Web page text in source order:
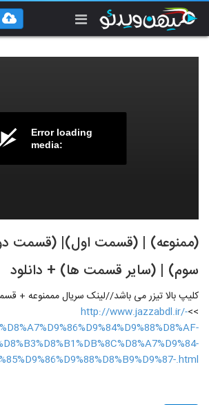
Error loading
media:
(ممنوعه) | (قسمت اول)‌| (قسمت
سوم) | (سایر قسمت ها) + دانلود
کلیپ بالا تیزر می باشد//لینک سریال مممنوعه +
>>
http://www.jazzabdl.ir/-
.html